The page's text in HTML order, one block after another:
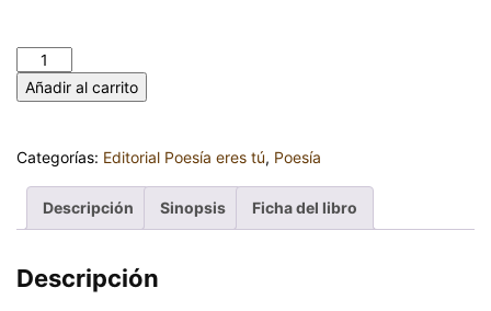
Añadir al carrito
Categorías: Editorial Poesía eres tú, Poesía
Descripción Sinopsis Ficha del libro
Descripción